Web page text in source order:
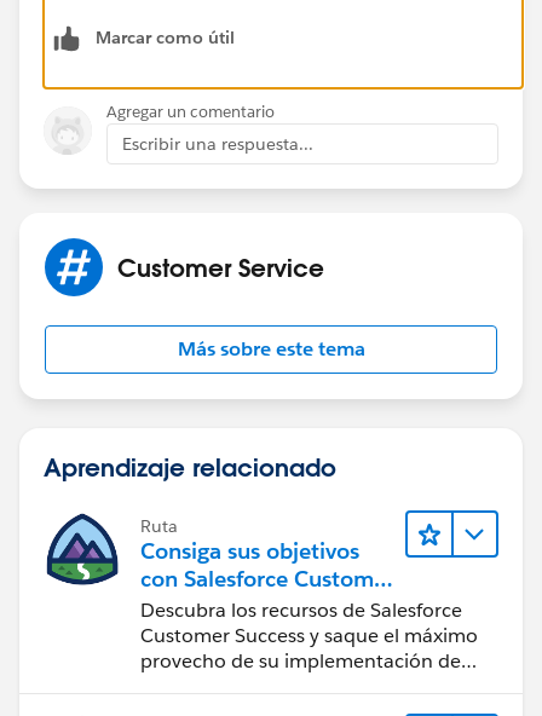
Marcar como útil
Agregar un comentario
Escribir una respuesta...
Customer Service
Más sobre este tema
Aprendizaje relacionado
Ruta
Consiga sus objetivos
con Salesforce Customer
Success
Descubra los recursos de Salesforce
Customer Success y saque el máximo
provecho de su implementación de